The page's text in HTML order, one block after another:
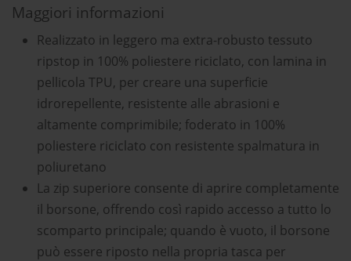
Maggiori informazioni
Realizzato in leggero ma extra-robusto tessuto
ripstop in 100% poliestere riciclato, con lamina in
pellicola TPU, per creare una superficie
idrorepellente, resistente alle abrasioni e
altamente comprimibile; foderato in 100%
poliestere riciclato con resistente spalmatura in
poliuretano
La zip superiore consente di aprire completamente
il borsone, offrendo così rapido accesso a tutto lo
scomparto principale; quando è vuoto, il borsone
può essere riposto nella propria tasca per